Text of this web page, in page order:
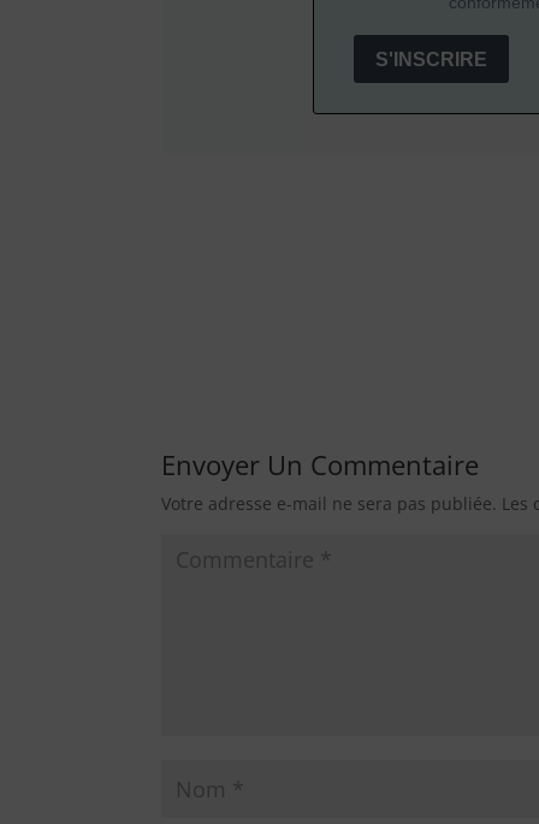
S'INSCRIRE
Envoyer Un Commentaire
Votre adresse e-mail ne sera pas publiée. Les